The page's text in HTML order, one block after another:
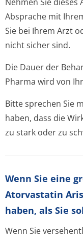
Absprache mit
Sie bei Ihrem Arzt
nicht sicher sind.
Die Dauer der
Pharma wird von
Bitte sprechen Sie
haben, dass die
zu stark oder zu
Wenn Sie eine
Atorvastatin
haben, als Sie
Wenn Sie